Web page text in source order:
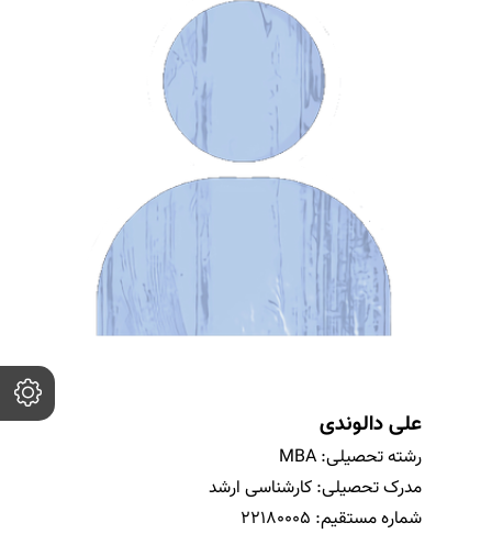
علی دالوندی
رشته تحصیلی: MBA
مدرک تحصیلی: کارشناسی ارشد
شماره مستقیم: 22180005